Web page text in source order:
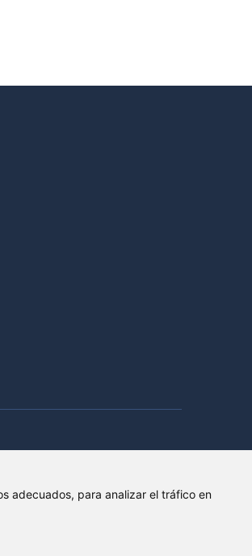
adecuados, para analizar el tráfico en